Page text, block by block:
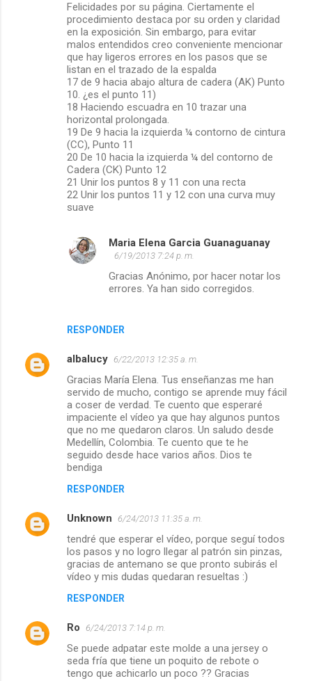
Felicidades por su página. Ciertamente el
procedimiento destaca por su orden y claridad
en la exposición. Sin embargo, para evitar
malos entendidos creo conveniente mencionar
que hay ligeros errores en los pasos que se
listan en el trazado de la espalda
17 de 9 hacia abajo altura de cadera (AK) Punto
10. ¿es el punto 11)
18 Haciendo escuadra en 10 trazar una
horizontal prolongada.
19 De 9 hacia la izquierda ¼ contorno de cintura
(CC), Punto 11
20 De 10 hacia la izquierda ¼ del contorno de
Cadera (CK) Punto 12
21 Unir los puntos 8 y 11 con una recta
22 Unir los puntos 11 y 12 con una curva muy
suave
RESPONDER
Maria Elena Garcia Guanaguanay
6/19/2013 7:24 p. m.
Gracias Anónimo, por hacer notar los
errores. Ya han sido corregidos.
albalucy 6/22/2013 12:35 a. m.
Gracias María Elena. Tus enseñanzas me han
servido de mucho, contigo se aprende muy fácil
a coser de verdad. Te cuento que esperaré
impaciente el vídeo ya que hay algunos puntos
que no me quedaron claros. Un saludo desde
Medellín, Colombia. Te cuento que te he
seguido desde hace varios años. Dios te
bendiga
RESPONDER
Unknown 6/24/2013 11:35 a. m.
tendré que esperar el vídeo, porque seguí todos
los pasos y no logro llegar al patrón sin pinzas,
gracias de antemano se que pronto subirás el
vídeo y mis dudas quedaran resueltas :)
RESPONDER
Ro 6/24/2013 7:14 p. m.
Se puede adpatar este molde a una jersey o
seda fría que tiene un poquito de rebote o
tengo que achicarlo un poco ?? Gracias